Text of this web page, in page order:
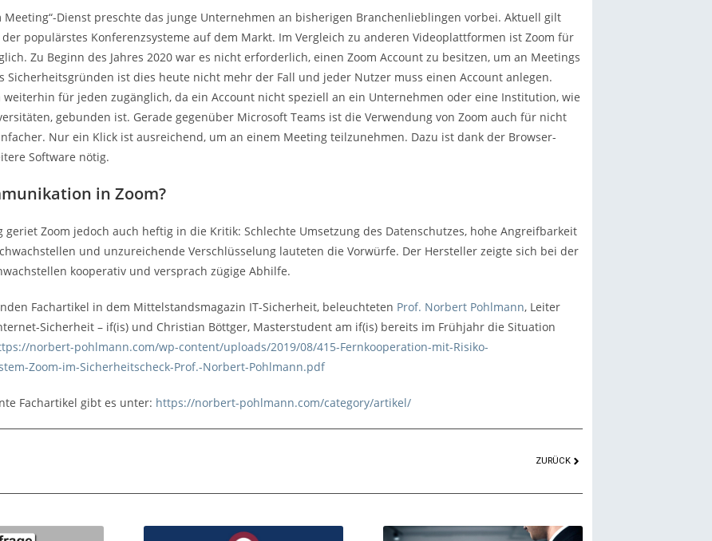
Meeting“-Dienst preschte das junge Unternehmen an bisherigen Branchenlieblingen vorbei. Aktuell gilt
der populärstes Konferenzsysteme auf dem Markt. Im Vergleich zu anderen Videoplattformen ist Zoom für
Zu Beginn des Jahres 2020 war es nicht erforderlich, einen Zoom Account zu besitzen, um an Meetings
Sicherheitsgründen ist dies heute nicht mehr der Fall und jeder Nutzer muss einen Account anlegen.
weiterhin für jeden zugänglich, da ein Account nicht speziell an ein Unternehmen oder eine Institution, wie
gebunden ist. Gerade gegenüber Microsoft Teams ist die Verwendung von Zoom auch für nicht
Nur ein Klick ist ausreichend, um an einem Meeting teilzunehmen. Dazu ist dank der Browser-
Software nötig.
in Zoom?
geriet Zoom jedoch auch heftig in die Kritik: Schlechte Umsetzung des Datenschutzes, hohe Angreifbarkeit
und unzureichende Verschlüsselung lauteten die Vorwürfe. Der Hersteller zeigte sich bei der
kooperativ und versprach zügige Abhilfe.
Fachartikel in dem Mittelstandsmagazin IT-Sicherheit, beleuchteten Prof. Norbert Pohlmann, Leiter
Sicherheit – if(is) und Christian Böttger, Masterstudent am if(is) bereits im Frühjahr die Situation
norbert-pohlmann.com/wp-content/uploads/2019/08/415-Fernkooperation-mit-Risiko-
Zoom-im-Sicherheitscheck-Prof.-Norbert-Pohlmann.pdf
Fachartikel gibt es unter: https://norbert-pohlmann.com/category/artikel/
ZURÜCK